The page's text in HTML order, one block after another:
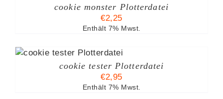
cookie monster Plotterdatei
€2,25
Enthält 7% Mwst.
cookie tester Plotterdatei
€2,95
Enthält 7% Mwst.